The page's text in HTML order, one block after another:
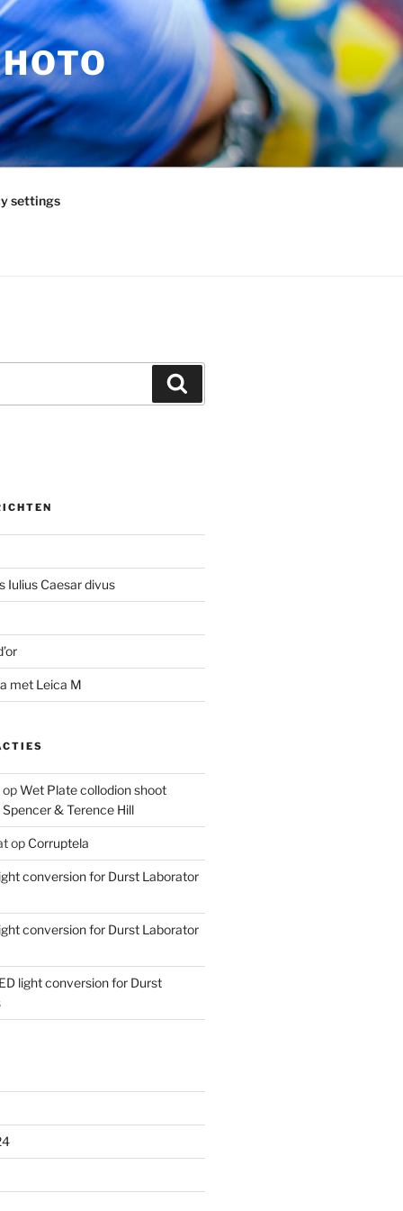
settings
Iulius Caesar divus
met Leica M
opWet Plate collodion shoot
& Terence Hill
op Corruptela
conversion for Durst Laborator
conversion for Durst Laborator
light conversion for Durst